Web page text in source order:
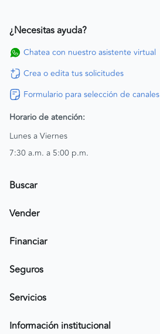
¿Necesitas ayuda?
Chatea con nuestro asistente virtual
Crea o edita tus solicitudes
Formulario para selección de canales
Horario de atención:
Lunes a Viernes
7:30 a.m. a 5:00 p.m.
Buscar
Encuentra un carro
Vender
Publicar mi vehículo
Financiar
Simular crédito
Seguros
Compra tu SOAT
Servicios
Compra y Venta Segura
Información institucional